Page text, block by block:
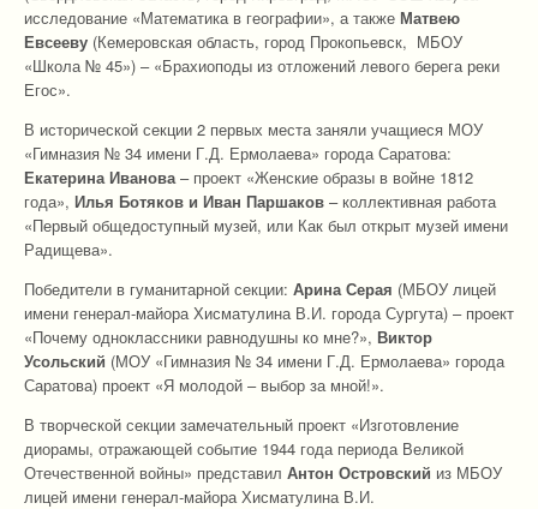
исследование «Математика в географии», а также Матвею
Евсееву (Кемеровская область, город Прокопьевск, МБОУ
«Школа № 45») – «Брахиоподы из отложений левого берега реки
Егос».
В исторической секции 2 первых места заняли учащиеся МОУ
«Гимназия № 34 имени Г.Д. Ермолаева» города Саратова:
Екатерина Иванова – проект «Женские образы в войне 1812
года», Илья Ботяков и Иван Паршаков – коллективная работа
«Первый общедоступный музей, или Как был открыт музей имени
Радищева».
Победители в гуманитарной секции: Арина Серая (МБОУ лицей
имени генерал-майора Хисматулина В.И. города Сургута) – проект
«Почему одноклассники равнодушны ко мне?», Виктор
Усольский (МОУ «Гимназия № 34 имени Г.Д. Ермолаева» города
Саратова) проект «Я молодой – выбор за мной!».
В творческой секции замечательный проект «Изготовление
диорамы, отражающей событие 1944 года периода Великой
Отечественной войны» представил Антон Островский из МБОУ
лицей имени генерал-майора Хисматулина В.И.